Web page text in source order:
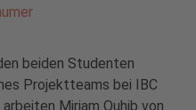
beiden Studenten
Projektteams bei IBC
Miriam Ouhib von